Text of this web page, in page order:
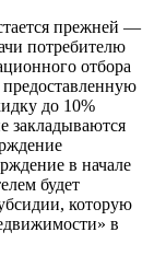
прежней —
потребителю
отбора
предоставленную
до 10%
закладываются
в начале
будет
которую
в